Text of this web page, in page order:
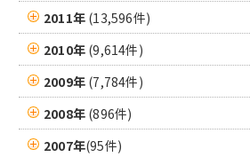
2011年 (13,596件)
2010年 (9,614件)
2009年 (7,784件)
2008年 (896件)
2007年(95件)